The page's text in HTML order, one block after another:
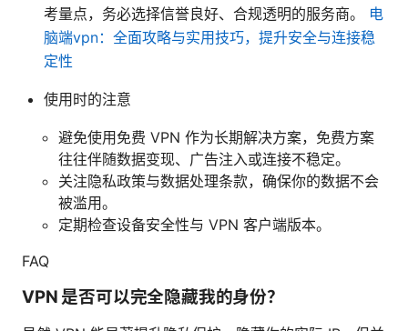
考量点，务必选择信誉良好、合规透明的服务商。 电
脑端vpn：全面攻略与实用技巧，提升安全与连接稳
定性
使用时的注意
避免使用免费 VPN 作为长期解决方案，免费方案
往往伴随数据变现、广告注入或连接不稳定。
关注隐私政策与数据处理条款，确保你的数据不会
被滥用。
定期检查设备安全性与 VPN 客户端版本。
FAQ
VPN 是否可以完全隐藏我的身份？